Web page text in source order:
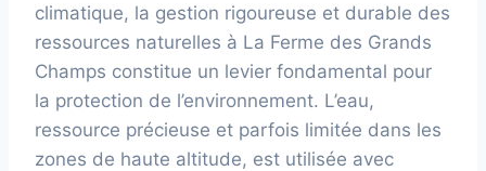
climatique, la gestion rigoureuse et durable des
ressources naturelles à La Ferme des Grands
Champs constitue un levier fondamental pour
la protection de l’environnement. L’eau,
ressource précieuse et parfois limitée dans les
zones de haute altitude, est utilisée avec